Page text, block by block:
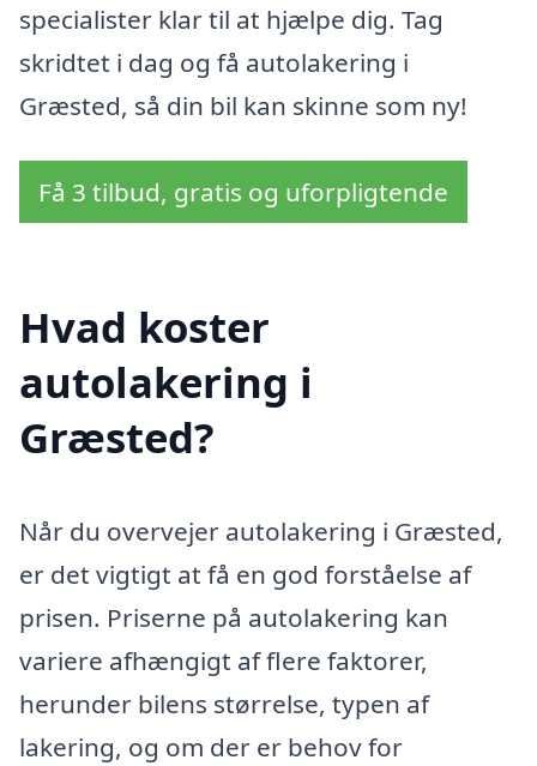
specialister klar til at hjælpe dig. Tag
skridtet i dag og få autolakering i
Græsted, så din bil kan skinne som ny!
Få 3 tilbud, gratis og uforpligtende
Hvad koster
autolakering i
Græsted?
Når du overvejer autolakering i Græsted,
er det vigtigt at få en god forståelse af
prisen. Priserne på autolakering kan
variere afhængigt af flere faktorer,
herunder bilens størrelse, typen af
lakering, og om der er behov for